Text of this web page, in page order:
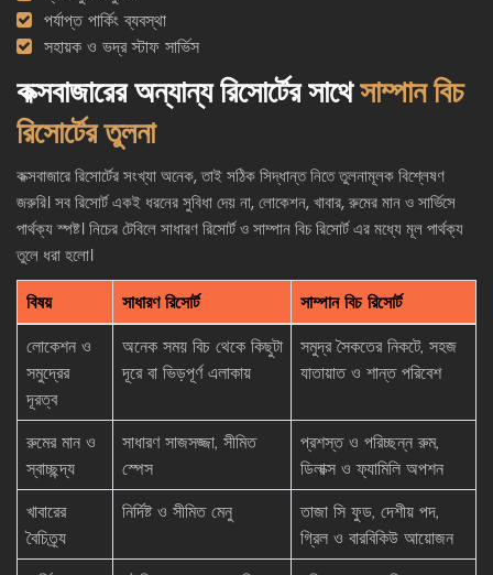
পর্যাপ্ত পার্কিং ব্যবস্থা
সহায়ক ও ভদ্র স্টাফ সার্ভিস
কক্সবাজারের অন্যান্য রিসোর্টের সাথেসাম্পান বিচ
রিসোর্টের তুলনা
কক্সবাজারে রিসোর্টের সংখ্যা অনেক, তাই সঠিক সিদ্ধান্ত নিতে তুলনামূলক বিশ্লেষণ
জরুরি। সব রিসোর্ট একই ধরনের সুবিধা দেয় না, লোকেশন, খাবার, রুমের মান ও সার্ভিসে
পার্থক্য স্পষ্ট। নিচের টেবিলে সাধারণ রিসোর্ট ও সাম্পান বিচ রিসোর্ট এর মধ্যে মূল পার্থক্য
তুলে ধরা হলো।
বিষয় সাধারণ রিসোর্ট
সাম্পান বিচ রিসোর্ট
লোকেশন ও
সমুদ্রের
দূরত্ব
অনেক সময় বিচ থেকে কিছুটা
দূরে বা ভিড়পূর্ণ এলাকায়
সমুদ্র সৈকতের নিকটে, সহজ
যাতায়াত ও শান্ত পরিবেশ
রুমের মান ও
স্বাচ্ছন্দ্য
সাধারণ সাজসজ্জা, সীমিত
স্পেস
প্রশস্ত ও পরিচ্ছন্ন রুম,
ডিলাক্স ও ফ্যামিলি অপশন
খাবারের
বৈচিত্র্য
নির্দিষ্ট ও সীমিত মেনু
তাজা সি ফুড, দেশীয় পদ,
গ্রিল ও বারবিকিউ আয়োজন